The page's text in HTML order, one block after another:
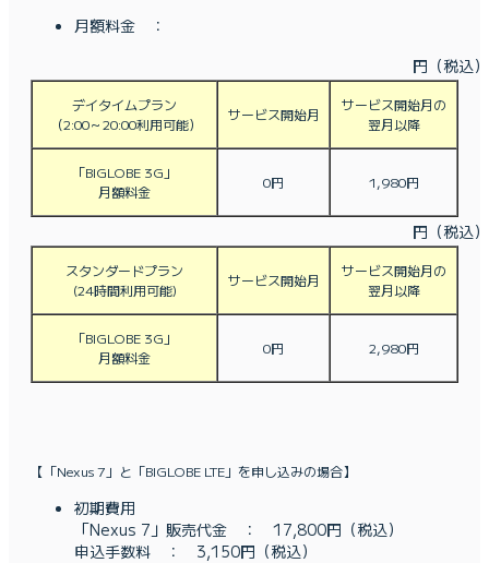
月額料金 ：
円（税込
デイタイムプラン
（2:00～20:00利用可能）
サービス開始月
サービス開始月の
翌月以降
「BIGLOBE 3G」
月額料金
0円 1,980円
円（税込
スタンダードプラン
(24時間利用可能)
サービス開始月
サービス開始月の
翌月以降
「BIGLOBE 3G」
月額料金
0円 2,980円
【「Nexus 7」と「BIGLOBE LTE」を申し込みの場合】
初期費用
「Nexus 7」販売代金 ： 17,800円（税込）
申込手数料 ： 3,150円（税込）